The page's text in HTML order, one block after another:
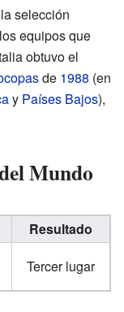
selección
equipos que
obtuvo el
de 1988 (en
y Países Bajos),
Mundo
Resultado
Tercer lugar